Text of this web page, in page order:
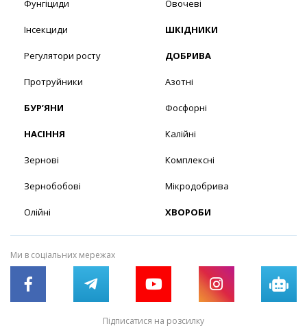
Фунгіциди
Інсекциди
Регулятори росту
Протруйники
БУР’ЯНИ
НАСІННЯ
Зернові
Зернобобові
Олійні
Овочеві
ШКІДНИКИ
ДОБРИВА
Азотні
Фосфорні
Калійні
Комплексні
Мікродобрива
ХВОРОБИ
Ми в соціальних мережах
Підписатися на розсилку